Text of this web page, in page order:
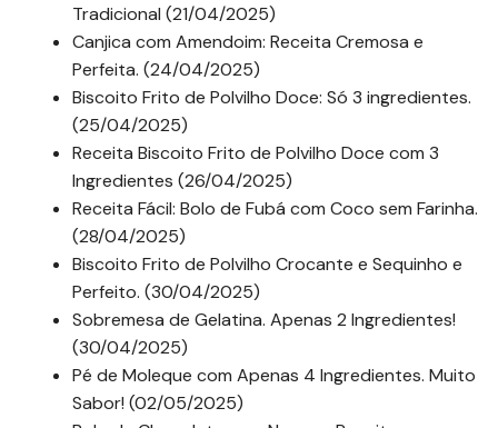
Tradicional (21/04/2025)
Canjica com Amendoim: Receita Cremosa e
Perfeita. (24/04/2025)
Biscoito Frito de Polvilho Doce: Só 3 ingredientes.
(25/04/2025)
Receita Biscoito Frito de Polvilho Doce com 3
Ingredientes (26/04/2025)
Receita Fácil: Bolo de Fubá com Coco sem Farinha.
(28/04/2025)
Biscoito Frito de Polvilho Crocante e Sequinho e
Perfeito. (30/04/2025)
Sobremesa de Gelatina. Apenas 2 Ingredientes!
(30/04/2025)
Pé de Moleque com Apenas 4 Ingredientes. Muito
Sabor! (02/05/2025)